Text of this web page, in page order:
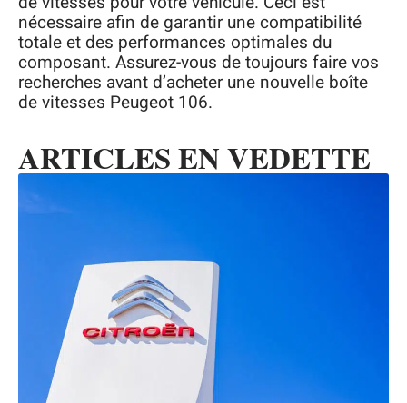
nécessaire afin de garantir une compatibilité
totale et des performances optimales du
composant. Assurez-vous de toujours faire vos
recherches avant d’acheter une nouvelle boîte
de vitesses Peugeot 106.
ARTICLES EN VEDETTE